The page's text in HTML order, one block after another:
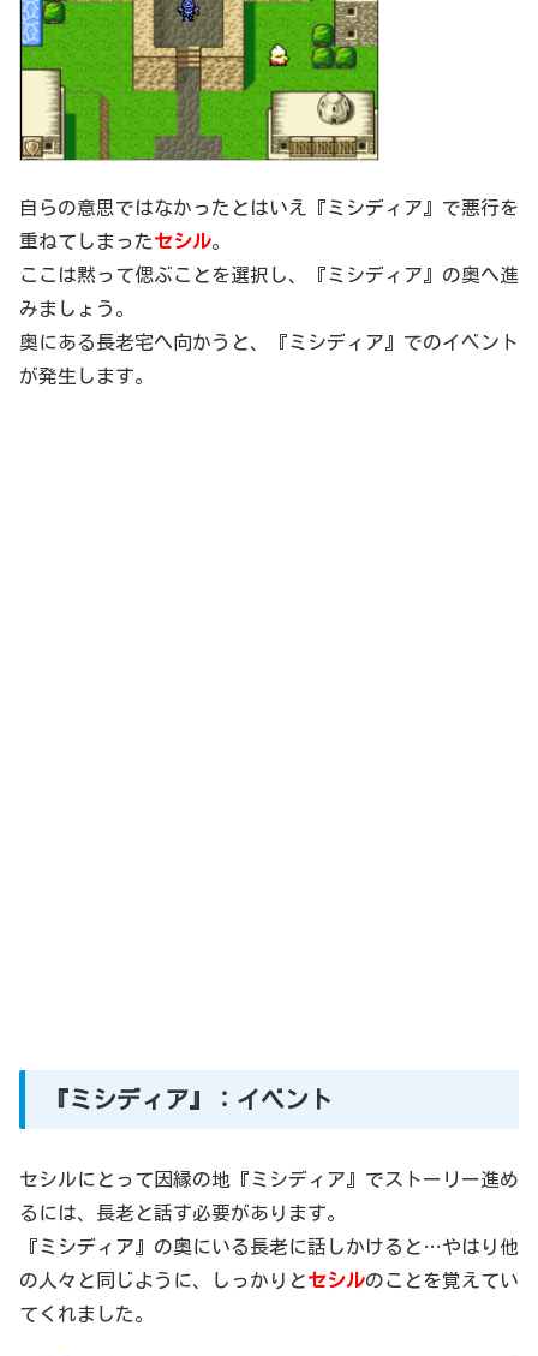
自らの意思ではなかったとはいえ『ミシディア』で悪行を
重ねてしまったセシル。
ここは黙って偲ぶことを選択し、『ミシディア』の奥へ進
みましょう。
奥にある長老宅へ向かうと、『ミシディア』でのイベント
が発生します。
『ミシディア』：イベント
セシルにとって因縁の地『ミシディア』でストーリー進め
るには、長老と話す必要があります。
『ミシディア』の奥にいる長老に話しかけると…やはり他
の人々と同じように、しっかりとセシルのことを覚えてい
てくれました。